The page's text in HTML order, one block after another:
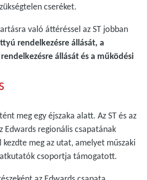
cseréket.
való áttéréssel az ST jobban
rendelkezésre állását, a
állását és a működési
meg egy éjszaka alatt. Az ST és az
Edwards regionáliscsapatának
meg az utat, amelyet műszaki
csoportja támogatott.